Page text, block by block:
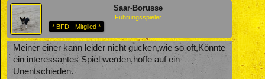
Saar-Borusse
Führungsspieler
* BFD - Mitglied *
Meiner einer kann leider nicht gucken,wie so oft,Könnte
ein interessantes Spiel werden,hoffe auf ein
Unentschieden.